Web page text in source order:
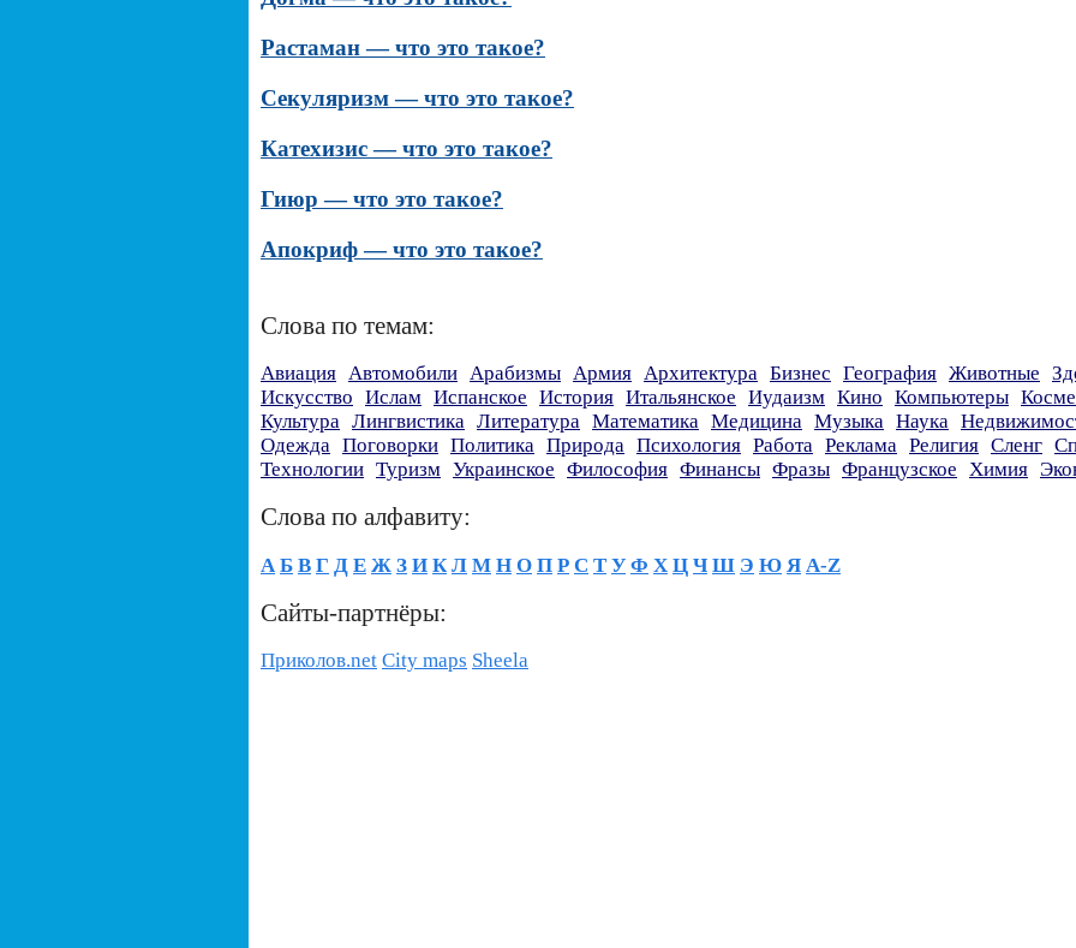
Растаман — что это такое?
Секуляризм — что это такое?
Катехизис — что это такое?
Гиюр — что это такое?
Апокриф — что это такое?
Слова по темам:
Авиация Автомобили Арабизмы Армия Архитектура Бизнес География Животные
Искусство Ислам Испанское История Итальянское Иудаизм Кино Компьютеры
Культура Лингвистика Литература Математика Медицина Музыка Наука
Одежда Поговорки Политика Природа Психология Работа Реклама Религия Сленг
Технологии Туризм Украинское Философия Финансы Фразы Французское Химия
Слова по алфавиту:
А Б В Г Д Е Ж З И К Л М Н О П Р С Т У Ф Х Ц Ч Ш Э Ю Я A-Z
Сайты-партнёры:
Приколов.net City maps Sheela